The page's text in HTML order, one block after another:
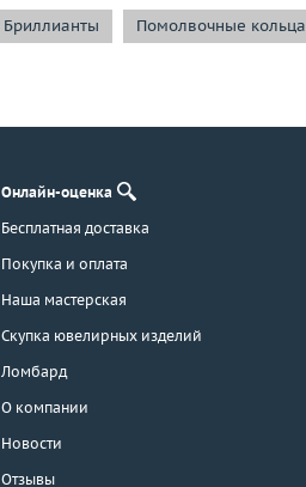
Бриллианты Помолвочные кольца
Онлайн-оценка
Бесплатная доставка
Покупка и оплата
Наша мастерская
Скупка ювелирных изделий
Ломбард
О компании
Новости
Отзывы